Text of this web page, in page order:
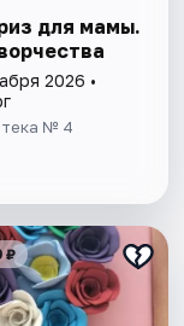
для мамы.
2026 •
№ 4
₽